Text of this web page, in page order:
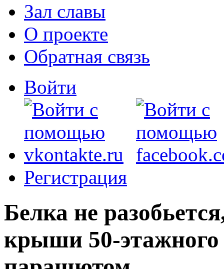
Зал славы
О проекте
Обратная связь
Войти
Регистрация
Белка не
крыши 50-этажного